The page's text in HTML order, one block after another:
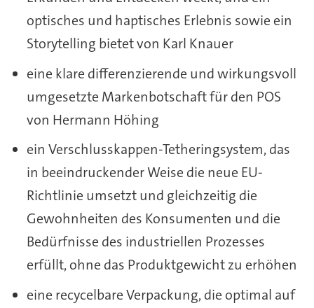
optisches und haptisches Erlebnis sowie ein
Storytelling bietet von Karl Knauer
eine klare differenzierende und wirkungsvoll
umgesetzte Markenbotschaft für den POS
von Hermann Höhing
ein Verschlusskappen-Tetheringsystem, das
in beeindruckender Weise die neue EU-
Richtlinie umsetzt und gleichzeitig die
Gewohnheiten des Konsumenten und die
Bedürfnisse des industriellen Prozesses
erfüllt, ohne das Produktgewicht zu erhöhen
eine recycelbare Verpackung, die optimal auf